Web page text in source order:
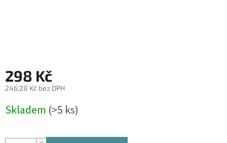
298 Kč
246,28 Kč bez DPH
cena:
Skladem (>5 ks)